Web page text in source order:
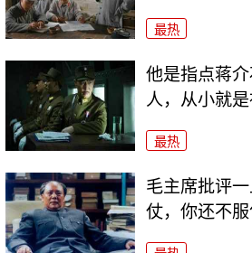
最热
他是指点蒋
人，从小就
最热
毛主席批评
仗，你还不服